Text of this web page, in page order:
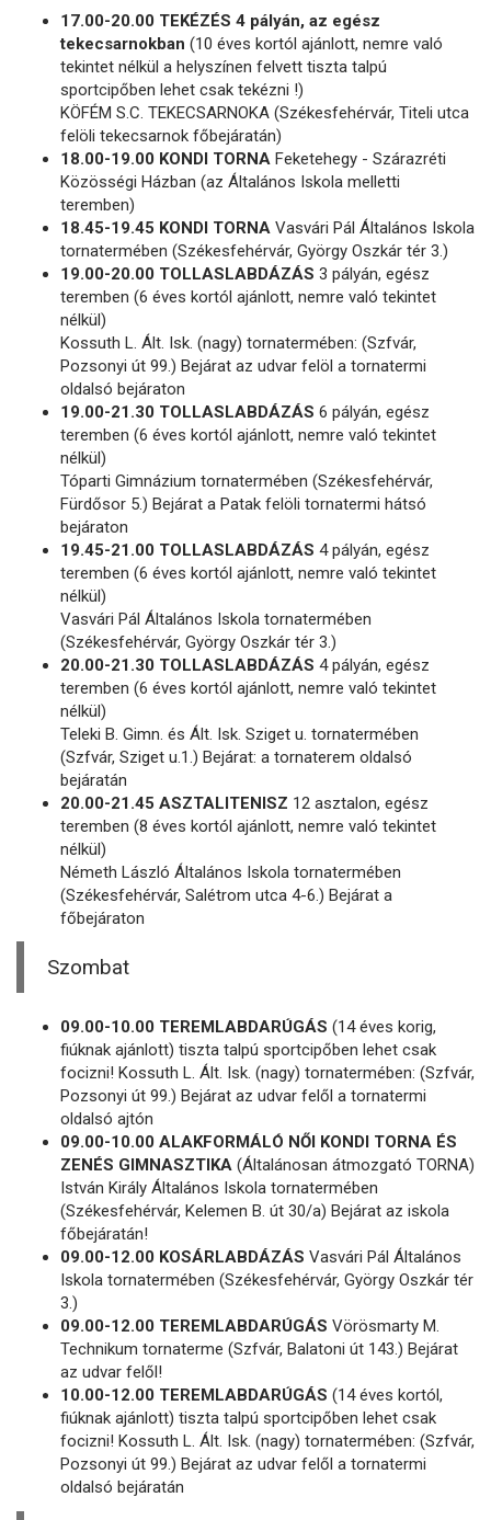
17.00-20.00 TEKÉZÉS 4 pályán, az egész
tekecsarnokban (10 éves kortól ajánlott, nemre való
tekintet nélkül a helyszínen felvett tiszta talpú
sportcipőben lehet csak tekézni !)
KÖFÉM S.C. TEKECSARNOKA (Székesfehérvár, Titeli utca
felöli tekecsarnok főbejáratán)
18.00-19.00 KONDI TORNA Feketehegy - Szárazréti
Közösségi Házban (az Általános Iskola melletti
teremben)
18.45-19.45 KONDI TORNA Vasvári Pál Általános Iskola
tornatermében (Székesfehérvár, György Oszkár tér 3.)
19.00-20.00 TOLLASLABDÁZÁS 3 pályán, egész
teremben (6 éves kortól ajánlott, nemre való tekintet
nélkül)
Kossuth L. Ált. Isk. (nagy) tornatermében: (Szfvár,
Pozsonyi út 99.) Bejárat az udvar felöl a tornatermi
oldalsó bejáraton
19.00-21.30 TOLLASLABDÁZÁS 6 pályán, egész
teremben (6 éves kortól ajánlott, nemre való tekintet
nélkül)
Tóparti Gimnázium tornatermében (Székesfehérvár,
Fürdősor 5.) Bejárat a Patak felöli tornatermi hátsó
bejáraton
19.45-21.00 TOLLASLABDÁZÁS 4 pályán, egész
teremben (6 éves kortól ajánlott, nemre való tekintet
nélkül)
Vasvári Pál Általános Iskola tornatermében
(Székesfehérvár, György Oszkár tér 3.)
20.00-21.30 TOLLASLABDÁZÁS 4 pályán, egész
teremben (6 éves kortól ajánlott, nemre való tekintet
nélkül)
Teleki B. Gimn. és Ált. Isk. Sziget u. tornatermében
(Szfvár, Sziget u.1.) Bejárat: a tornaterem oldalsó
bejáratán
20.00-21.45 ASZTALITENISZ 12 asztalon, egész
teremben (8 éves kortól ajánlott, nemre való tekintet
nélkül)
Németh László Általános Iskola tornatermében
(Székesfehérvár, Salétrom utca 4-6.) Bejárat a
főbejáraton
Szombat
09.00-10.00 TEREMLABDARÚGÁS (14 éves korig,
fiúknak ajánlott) tiszta talpú sportcipőben lehet csak
focizni! Kossuth L. Ált. Isk. (nagy) tornatermében: (Szfvár,
Pozsonyi út 99.) Bejárat az udvar felől a tornatermi
oldalsó ajtón
09.00-10.00 ALAKFORMÁLÓ NŐI KONDI TORNA ÉS
ZENÉS GIMNASZTIKA (Általánosan átmozgató TORNA)
István Király Általános Iskola tornatermében
(Székesfehérvár, Kelemen B. út 30/a) Bejárat az iskola
főbejáratán!
09.00-12.00 KOSÁRLABDÁZÁS Vasvári Pál Általános
Iskola tornatermében (Székesfehérvár, György Oszkár tér
3.)
09.00-12.00 TEREMLABDARÚGÁS Vörösmarty M.
Technikum tornaterme (Szfvár, Balatoni út 143.) Bejárat
az udvar felől!
10.00-12.00 TEREMLABDARÚGÁS (14 éves kortól,
fiúknak ajánlott) tiszta talpú sportcipőben lehet csak
focizni! Kossuth L. Ált. Isk. (nagy) tornatermében: (Szfvár,
Pozsonyi út 99.) Bejárat az udvar felől a tornatermi
oldalsó bejáratán